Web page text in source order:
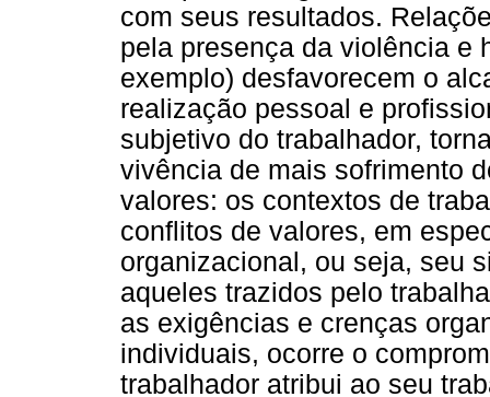
com seus resultados.
pela presença da violência e
exemplo) desfavorecem o
realização pessoal e
subjetivo do trabalhador,
vivência de mais sofrimento
valores: os contextos de
conflitos de valores, em
organizacional, ou seja, seu
aqueles trazidos pelo
as exigências e crenças
individuais, ocorre o
trabalhador atribui ao seu